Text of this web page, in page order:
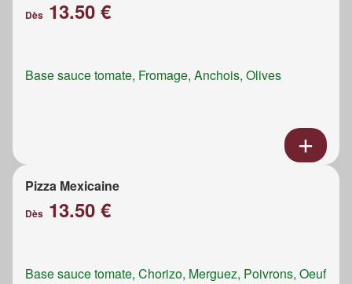
Dès 13.50 €
Base sauce tomate, Fromage, Anchois, Olives
Pizza Mexicaine
Dès 13.50 €
Base sauce tomate, Chorizo, Merguez, Poivrons, Oeuf